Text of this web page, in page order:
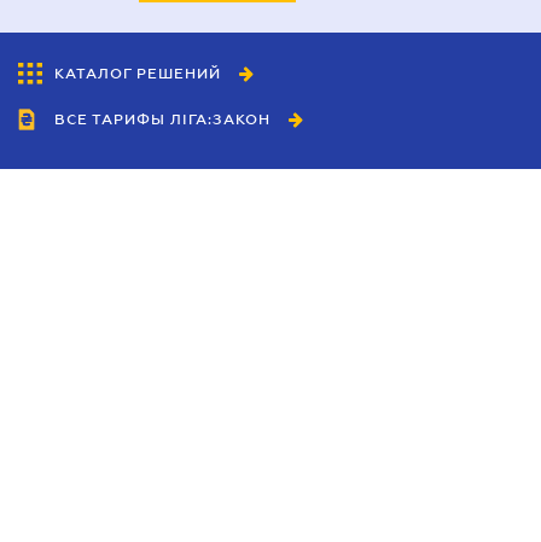
КАТАЛОГ РЕШЕНИЙ
ВСЕ ТАРИФЫ ЛІГА:ЗАКОН